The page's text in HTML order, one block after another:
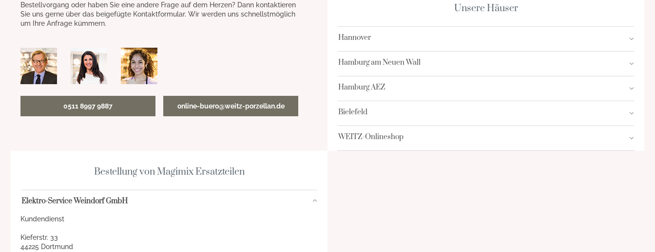
Bestellvorgang oder haben Sie eine andere Frage auf dem Herzen? Dann kontaktieren
Sie uns gerne über das beigefügte Kontaktformular. Wir werden uns schnellstmöglich
um Ihre Anfrage kümmern.
0511 8997 9887 online-buero@weitz-porzellan.de
Unsere Häuser
Hannover
Hamburg am Neuen Wall
Hamburg AEZ
Bielefeld
WEITZ-Onlineshop
Bestellung von Magimix Ersatzteilen
Elektro-Service Weindorf GmbH
Kundendienst
Kieferstr. 33
44225 Dortmund